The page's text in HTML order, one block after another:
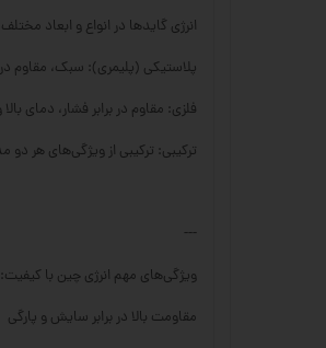
انرژی گایدها در انواع و ابعاد
پلاستیکی (پلیمری): سبک، مقاوم
فلزی: مقاوم در برابر فشار، دمای
ترکیبی: ترکیبی از ویژگی‌های هر دو
---
ویژگی‌های مهم انرژی چین با کیفیت:
مقاومت بالا در برابر سایش و پارگی